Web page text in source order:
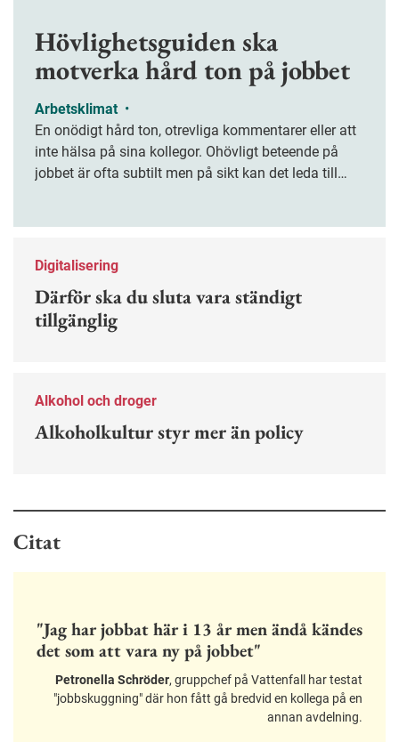
Hövlighetsguiden ska
motverka hård ton på jobbet
Arbetsklimat •
En onödigt hård ton, otrevliga kommentarer eller att
inte hälsa på sina kollegor. Ohövligt beteende på
jobbet är ofta subtilt men på sikt kan det leda till
Digitalisering
Därför ska du sluta vara ständigt
tillgänglig
Alkohol och droger
Alkoholkultur styr mer än policy
Citat
"Jag har jobbat här i 13 år men ändå kändes
det som att vara ny på jobbet"
Petronella Schröder, gruppchef på Vattenfall har testat
"jobbskuggning" där hon fått gå bredvid en kollega på en
annan avdelning.